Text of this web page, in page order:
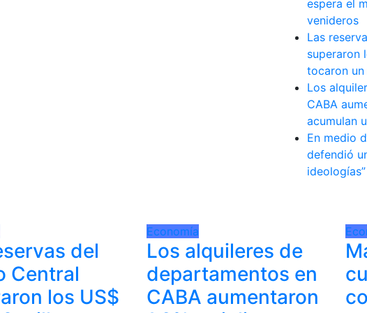
espera el
venideros
Las
superaron
tocaron un
Los
CABA
acumulan
En medio
defendió
ideologías”
del
Central
los US$
Economía
Los alquileres de
departamentos en
CABA aumentaron